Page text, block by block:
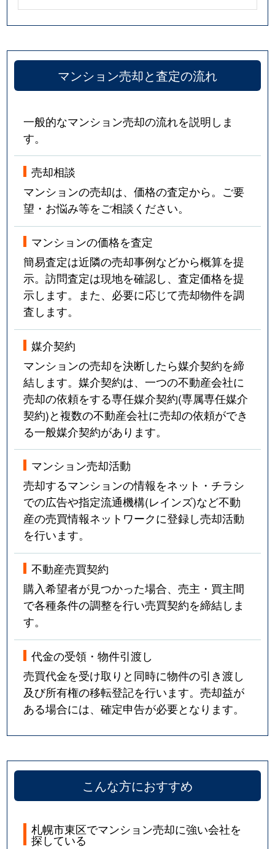
マンション売却と査定の流れ
一般的なマンション売却の流れを説明しま
す。
売却相談
マンションの売却は、価格の査定から。ご要
望・お悩み等をご相談ください。
マンションの価格を査定
簡易査定は近隣の売却事例などから概算を提
示。訪問査定は現地を確認し、査定価格を提
示します。また、必要に応じて売却物件を調
査します。
媒介契約
マンションの売却を決断したら媒介契約を締
結します。媒介契約は、一つの不動産会社に
売却の依頼をする専任媒介契約(専属専任媒介
契約)と複数の不動産会社に売却の依頼ができ
る一般媒介契約があります。
マンション売却活動
売却するマンションの情報をネット・チラシ
での広告や指定流通機構(レインズ)など不動
産の売買情報ネットワークに登録し売却活動
を行います。
不動産売買契約
購入希望者が見つかった場合、売主・買主間
で各種条件の調整を行い売買契約を締結しま
す。
代金の受領・物件引渡し
売買代金を受け取りと同時に物件の引き渡し
及び所有権の移転登記を行います。売却益が
ある場合には、確定申告が必要となります。
こんな方におすすめ
札幌市東区でマンション売却に強い会社を
探している